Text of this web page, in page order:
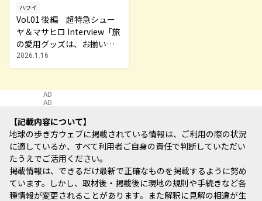
ハワイ
Vol.01 後編 超特急シュー
ヤ＆マサヒロ Interview「旅
の愛用グッズは、お揃いの
キャリー」～MY TRAVEL ST
ORY～
2026.1.16
AD
AD
記載内容について
地球の歩き方ウェブに掲載されている情報は、ご利用の際の状況
に適しているか、すべて利用者ご自身の責任で判断していただい
たうえでご活用ください。
掲載情報は、できるだけ最新で正確なものを掲載するように努め
ています。しかし、取材後・掲載後に現地の規則や手続きなど各
種情報が変更されることがあります。また解釈に見解の相違が生